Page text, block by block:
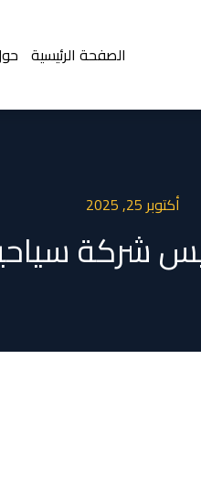
الصفحة الرئيسية
أكتوبر 25, 2025
سياحية